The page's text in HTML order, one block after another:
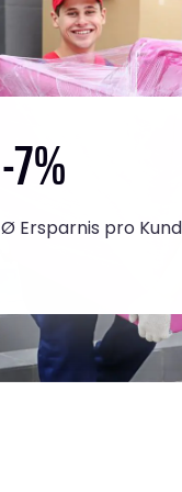
-7%
Ø Ersparnis pro